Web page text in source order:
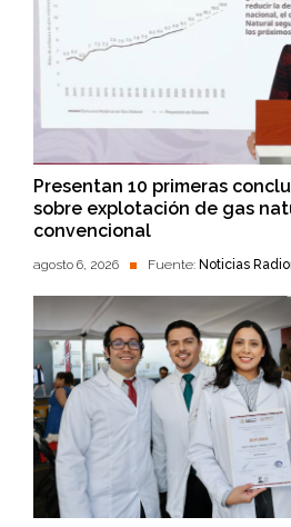
Presentan 10 primeras
sobre explotación de gas
convencional
agosto 6, 2026 Fuente: Noticias